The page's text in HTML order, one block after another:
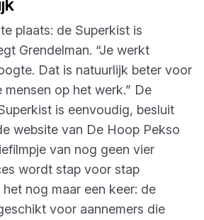
plaats: de Superkist is
Grendelman. “Je werkt
Dat is natuurlijk beter voor
op het werk.” De
is eenvoudig, besluit
website van De Hoop Pekso
van nog geen vier
wordt stap voor stap
nog maar een keer: de
voor aannemers die